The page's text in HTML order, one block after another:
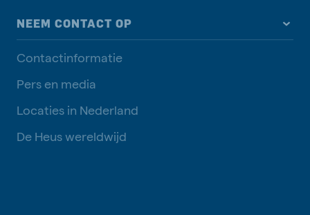
NEEM CONTACT OP
Contactinformatie
Pers en media
Locaties in Nederland
De Heus wereldwijd